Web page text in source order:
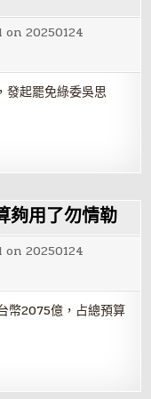
on20250124
發起罷免綠委吳思
夠用了勿情勒
on20250124
幣2075億，占總預算